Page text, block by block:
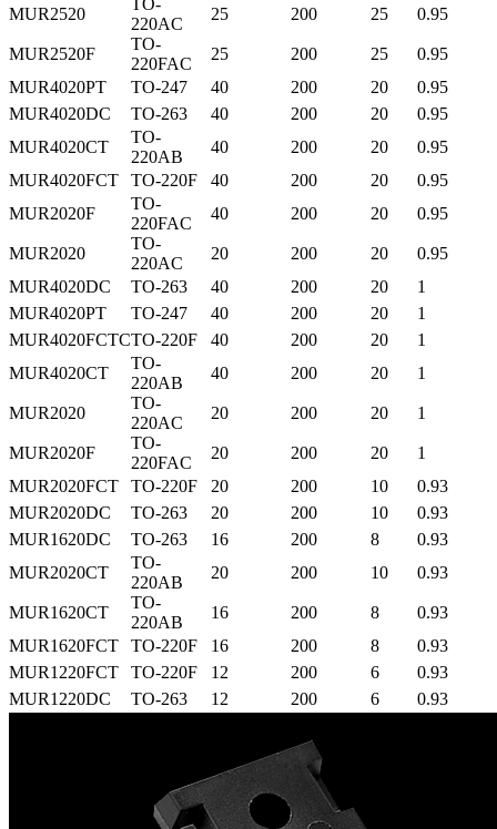
MUR2520
TO-
220AC
25 200 25 0.95
MUR2520F
TO-
220FAC
25 200 25
0.95
MUR4020PT
TO-247 40 200 20
0.95
MUR4020DC
TO-263 40 200 20
0.95
MUR4020CT
TO-
220AB
40 200 20
0.95
MUR4020FCT
TO-220F 40 200 20
0.95
MUR2020F
TO-
220FAC
40 200 20 0.95
MUR2020
TO-
220AC
20 200 20
0.95
MUR4020DC
TO-263 40 200 20
1
MUR4020PT
TO-247 40 200 20
1
MUR4020FCTCTO-220F 40 200 20
1
MUR4020CT
TO-
220AB
40 200 20 1
MUR2020
TO-
220AC
20 200 20 1
MUR2020F
TO-
220FAC
20 200 20
1
MUR2020FCT
TO-220F 20 200 10
0.93
MUR2020DC
TO-263 20 200 10
0.93
MUR1620DC
TO-263 16 200 8
0.93
MUR2020CT
TO-
220AB
20 200 10 0.93
MUR1620CT
TO-
220AB
16 200 8
0.93
MUR1620FCT
TO-220F 16 200 8
0.93
MUR1220FCT
TO-220F 12 200 6
0.93
MUR1220DC
TO-263 12 200 6 0.93